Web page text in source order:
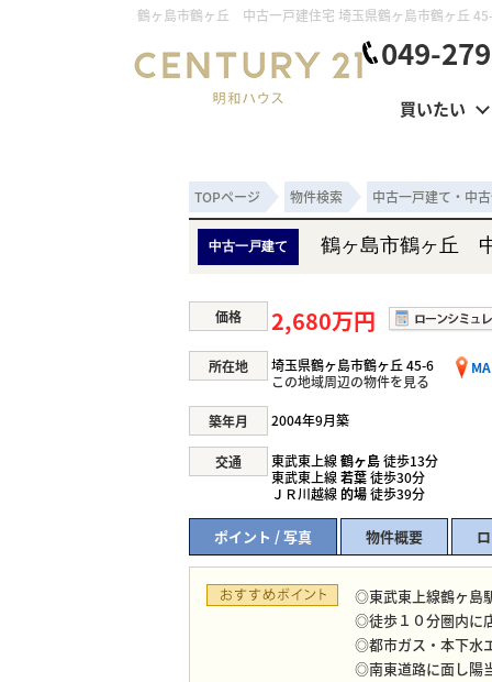
049-
買いたい
TOPページ 物件検索 中古一戸建て・中
中古一戸建て 鶴ヶ島市鶴ヶ丘
価格 2,680万円
所在地 埼玉県鶴ヶ島市鶴ヶ丘 45-6
この地域周辺の物件を見る
築年月 2004年9月築
交通 東武東上線鶴ヶ島徒歩13分
東武東上線若葉徒歩30分
ＪＲ川越線 的場徒歩39分
ポイント / 写真 物件概要
◎東武東上線鶴ヶ島
◎徒歩１０分圏内に
◎都市ガス・本下水
◎南東道路に面し陽